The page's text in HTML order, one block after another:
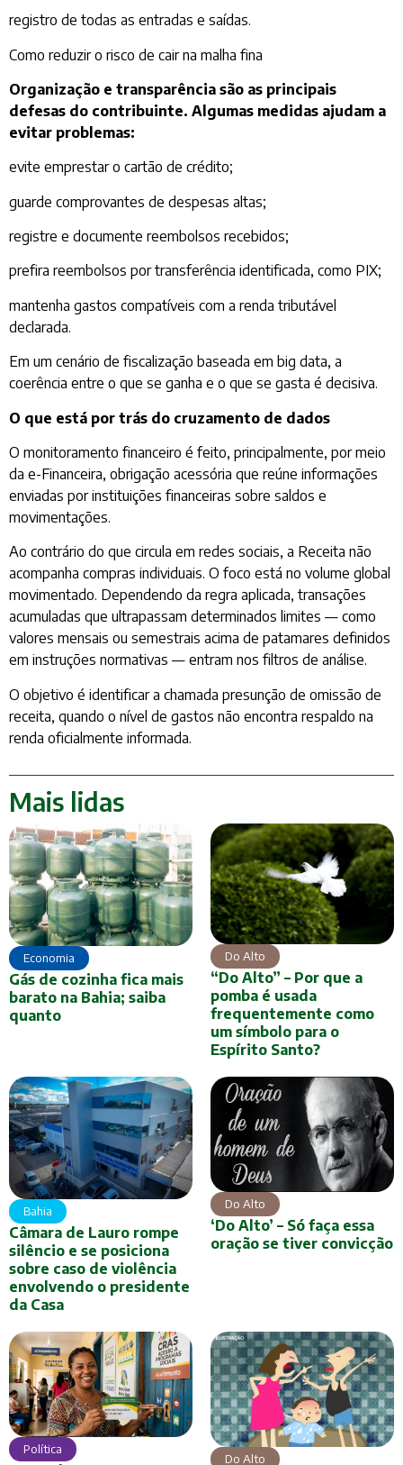
registro de todas as entradas e saídas.
Como reduzir o risco de cair na malha fina
Organização e transparência são as principais
defesas do contribuinte. Algumas medidas ajudam a
evitar problemas:
evite emprestar o cartão de crédito;
guarde comprovantes de despesas altas;
registre e documente reembolsos recebidos;
prefira reembolsos por transferência identificada, como PIX;
mantenha gastos compatíveis com a renda tributável
declarada.
Em um cenário de fiscalização baseada em big data, a
coerência entre o que se ganha e o que se gasta é decisiva.
O que está por trás do cruzamento de dados
O monitoramento financeiro é feito, principalmente, por meio
da e-Financeira, obrigação acessória que reúne informações
enviadas por instituições financeiras sobre saldos e
movimentações.
Ao contrário do que circula em redes sociais, a Receita não
acompanha compras individuais. O foco está no volume global
movimentado. Dependendo da regra aplicada, transações
acumuladas que ultrapassam determinados limites — como
valores mensais ou semestrais acima de patamares definidos
em instruções normativas — entram nos filtros de análise.
O objetivo é identificar a chamada presunção de omissão de
receita, quando o nível de gastos não encontra respaldo na
renda oficialmente informada.
Mais lidas
Economia
Gás de cozinha fica mais
barato na Bahia; saiba
quanto
Do Alto
“Do Alto” – Por que a
pomba é usada
frequentemente como
um símbolo para o
Espírito Santo?
Bahia
Câmara de Lauro rompe
silêncio e se posiciona
sobre caso de violência
envolvendo o presidente
da Casa
Do Alto
‘Do Alto’ – Só faça essa
oração se tiver convicção
Política
Do Alto